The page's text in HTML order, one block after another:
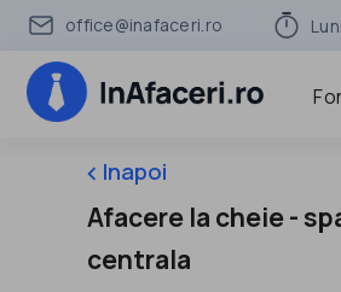
office@inafaceri.ro
keyboard_arrow_leftInapoi
Afacere la cheie -
centrala